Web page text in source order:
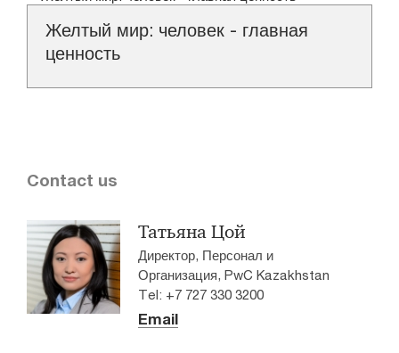
Желтый мир: человек - главная
ценность
Contact us
Татьяна Цой
Директор, Персонал и
Организация, PwC Kazakhstan
Tel: +7 727 330 3200
Email